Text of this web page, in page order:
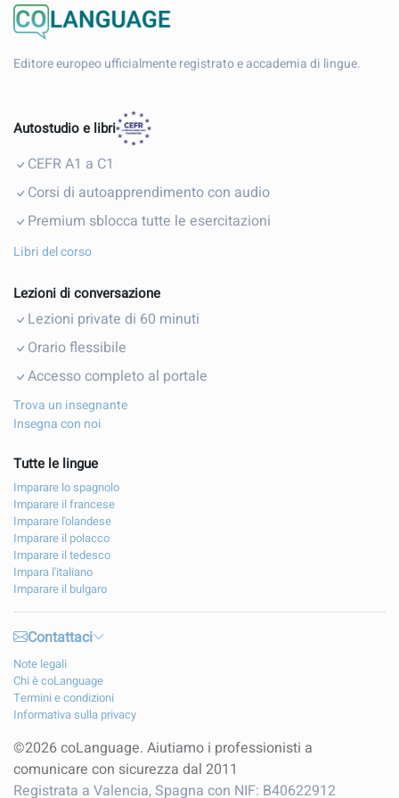
Editore europeo ufficialmente registrato e accademia di lingue.
Autostudio e libri
CEFR A1 a C1
Corsi di autoapprendimento con audio
Premium sblocca tutte le esercitazioni
Libri del corso
Lezioni di conversazione
Lezioni private di 60 minuti
Orario flessibile
Accesso completo al portale
Trova un insegnante
Insegna con noi
Tutte le lingue
Imparare lo spagnolo
Imparare il francese
Imparare l'olandese
Imparare il polacco
Imparare il tedesco
Impara l'italiano
Imparare il bulgaro
Contattaci
Note legali
Chi è coLanguage
Termini e condizioni
Informativa sulla privacy
©2026 coLanguage. Aiutiamo i professionisti a
comunicare con sicurezza dal 2011
Registrata a Valencia, Spagna con NIF: B40622912